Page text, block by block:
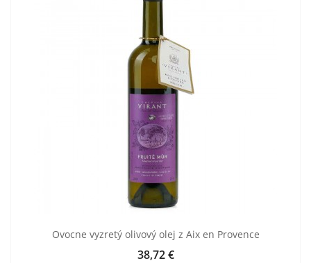
Ovocne vyzretý olivový olej z Aix en Provence
Cena
38,72 €